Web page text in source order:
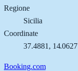
Regione
Sicilia
Coordinate
37.4881 , 14.0627
Booking.com